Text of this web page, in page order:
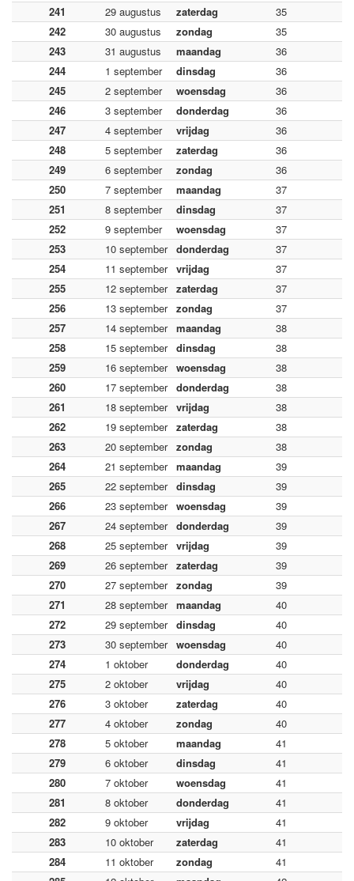
241
29 augustus zaterdag
35
242
30 augustus zondag
35
243
31 augustus maandag
36
244
1 september dinsdag
36
245
2 september woensdag
36
246
3 september donderdag
36
247
4 september vrijdag
36
248
5 september zaterdag
36
249
6 september zondag
36
250
7 september maandag
37
251
8 september dinsdag
37
252
9 september woensdag
37
253
10 september donderdag
37
254
11 september vrijdag
37
255
12 september zaterdag
37
256
13 september zondag
37
257
14 september maandag
38
258
15 september dinsdag
38
259
16 september woensdag
38
260
17 september donderdag
38
261
18 september vrijdag
38
262
19 september zaterdag
38
263
20 september zondag
38
264
21 september maandag
39
265
22 september dinsdag
39
266
23 september woensdag
39
267
24 september donderdag
39
268
25 september vrijdag
39
269
26 september zaterdag
39
270
27 september zondag
39
271
28 september maandag
40
272
29 september dinsdag
40
273
30 september woensdag
40
274
1 oktober donderdag
40
275
2 oktober vrijdag
40
276
3 oktober zaterdag
40
277
4 oktober zondag
40
278
5 oktober maandag
41
279
6 oktober dinsdag
41
280
7 oktober woensdag
41
281
8 oktober donderdag
41
282
9 oktober vrijdag
41
283
10 oktober zaterdag
41
284
11 oktober zondag
41